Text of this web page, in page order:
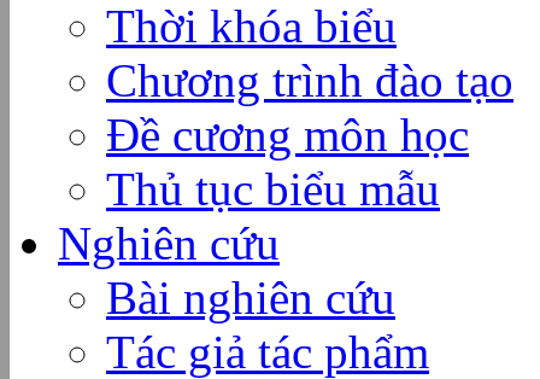
Thời khóa biểu
Chương trình đào tạo
Đề cương môn học
Thủ tục biểu mẫu
Nghiên cứu
Bài nghiên cứu
Tác giả tác phẩm